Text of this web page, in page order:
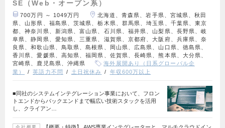
SE（Web・オープン系）
700万円 ～ 1049万円
北海道、青森県、岩手県、宮城県、秋田
県、山形県、福島県、茨城県、栃木県、群馬県、埼玉県、千葉県、東京
都、神奈川県、新潟県、富山県、石川県、福井県、山梨県、長野県、岐
阜県、静岡県、愛知県、三重県、滋賀県、京都府、大阪府、兵庫県、奈
良県、和歌山県、鳥取県、島根県、岡山県、広島県、山口県、徳島県、
香川県、愛媛県、高知県、福岡県、佐賀県、長崎県、熊本県、大分県、
宮崎県、鹿児島県、沖縄県
海外展開あり（日系グローバル企
業）
英語力不問 土日祝休み 年収600万以上
■同社のシステムインテグレーション事業において、フロン
トエンドからバックエンドまで幅広い技術スタックを活用
し、クライアン…